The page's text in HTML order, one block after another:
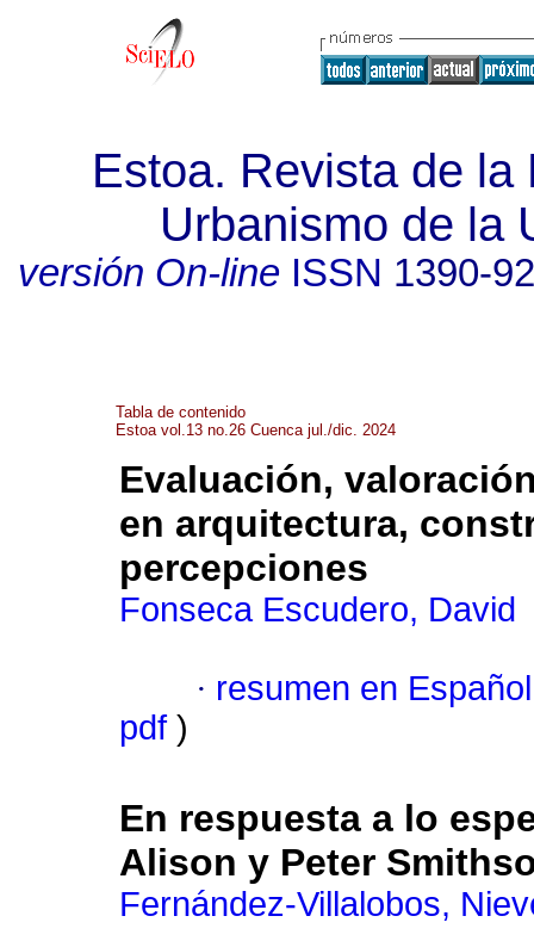
Estoa. Revista de la
Urbanismo de la
versión On-lineISSN 1390-
Tabla de contenido
Estoa vol.13 no.26 Cuenca jul./dic. 2024
Evaluación,
en arquitectura,
percepciones
Fonseca Escudero, David
· resumen en Español
pdf )
En respuesta a lo
Alison y Peter
Fernández-Villalobos,